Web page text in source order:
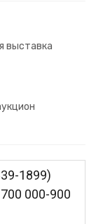
выставка
1899)
000-900